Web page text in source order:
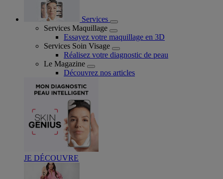
Services
Services Maquillage
Essayez votre maquillage en 3D
Services Soin Visage
Réalisez votre diagnostic de peau
Le Magazine
Découvrez nos articles
JE DÉCOUVRE